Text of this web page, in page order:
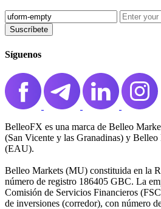
Suscríbete
Síguenos
BelleoFX es una marca de Belleo
(San Vicente y las Granadinas) y
(EAU).
Belleo Markets (MU) constituida en la
número de registro 186405 GBC. La
Comisión de Servicios Financieros
de inversiones (corredor), con número